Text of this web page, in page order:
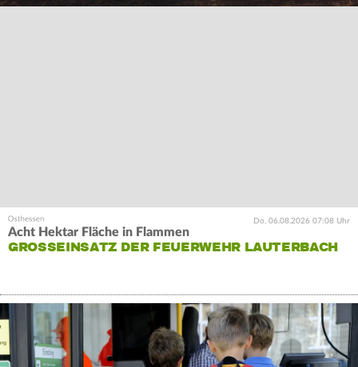
Do. 06.08.2026 07:08 Uhr
Acht Hektar Fläche in Flammen
GROSSEINSATZ DER FEUERWEHR LAUTERBACH